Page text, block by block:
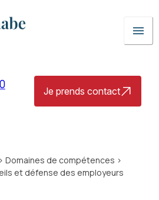
menu
Je prends contact
> Domaines de compétences >
et défense des employeurs